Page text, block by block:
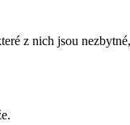
z nich jsou